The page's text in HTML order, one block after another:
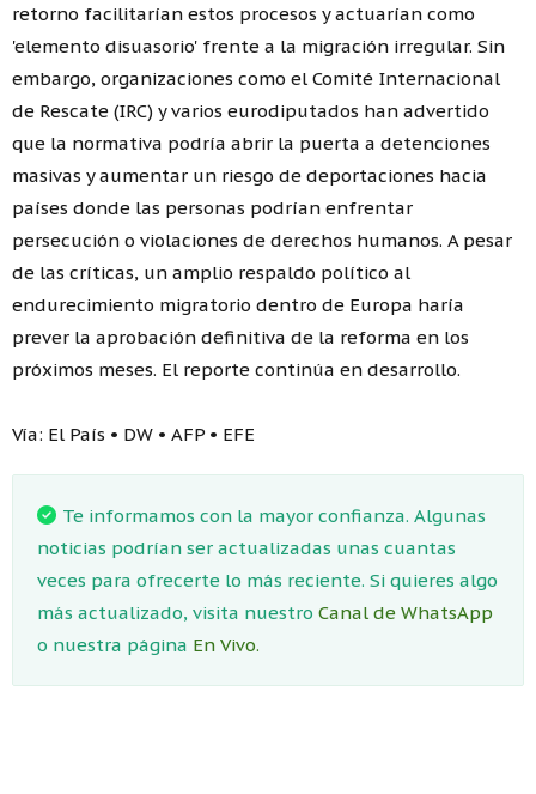
retorno facilitarían estos procesos y actuarían como
'elemento disuasorio' frente a la migración irregular. Sin
embargo, organizaciones como el Comité Internacional
de Rescate (IRC) y varios eurodiputados han advertido
que la normativa podría abrir la puerta a detenciones
masivas y aumentar un riesgo de deportaciones hacia
países donde las personas podrían enfrentar
persecución o violaciones de derechos humanos. A pesar
de las críticas, un amplio respaldo político al
endurecimiento migratorio dentro de Europa haría
prever la aprobación definitiva de la reforma en los
próximos meses. El reporte continúa en desarrollo.
Vía: El País • DW • AFP • EFE
Te informamos con la mayor confianza. Algunas
noticias podrían ser actualizadas unas cuantas
veces para ofrecerte lo más reciente. Si quieres algo
más actualizado, visita nuestro Canal de WhatsApp
o nuestra página En Vivo.